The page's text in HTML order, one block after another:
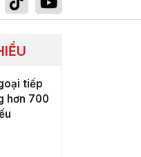
tiếp
hơn 700